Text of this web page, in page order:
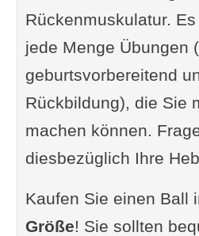
Rückenmuskulatur.
jede Menge Übungen
geburtsvorbereitend
Rückbildung), die Sie
machen können.
diesbezüglich Ihre
Kaufen Sie einen Ball
Größe! Sie sollten